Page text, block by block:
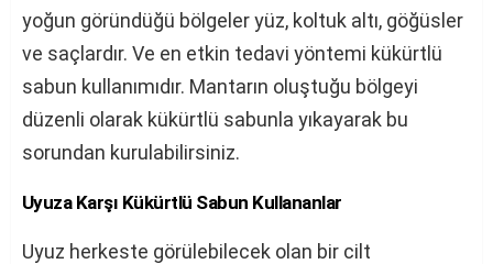
yoğun göründüğü bölgeler yüz, koltuk altı, göğüsler
ve saçlardır. Ve en etkin tedavi yöntemi kükürtlü
sabun kullanımıdır. Mantarın oluştuğu bölgeyi
düzenli olarak kükürtlü sabunla yıkayarak bu
sorundan kurulabilirsiniz.
Uyuza Karşı Kükürtlü Sabun Kullananlar
Uyuz herkeste görülebilecek olan bir cilt